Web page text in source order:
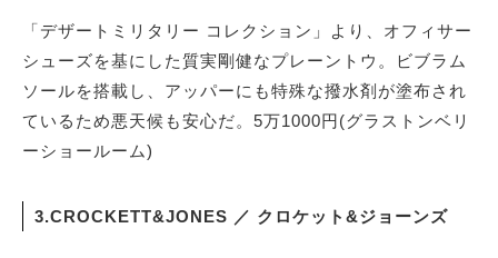
「デザートミリタリー コレクション」より、オフィサー
シューズを基にした質実剛健なプレーントウ。ビブラム
ソールを搭載し、アッパーにも特殊な撥水剤が塗布され
ているため悪天候も安心だ。5万1000円(グラストンベリ
ーショールーム)
3.CROCKETT&JONES ／ クロケット&ジョーンズ